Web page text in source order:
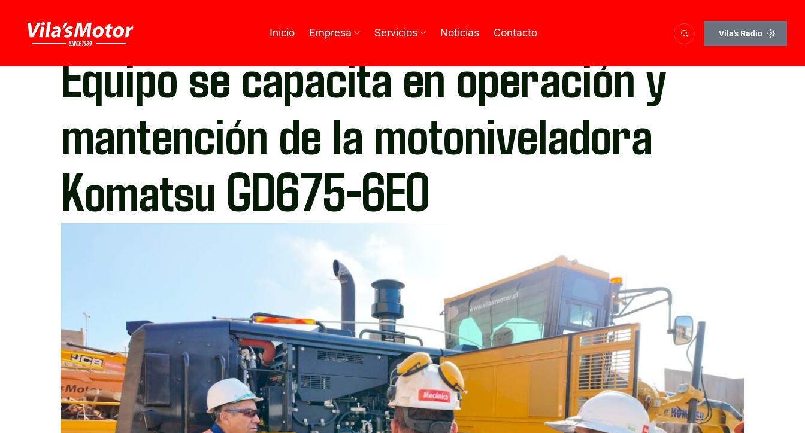
Inicio Empresa Servicios Noticias Contacto Vila's Radio
Equipo se capacita en operación y
mantención de la motoniveladora
Komatsu GD675-6E0